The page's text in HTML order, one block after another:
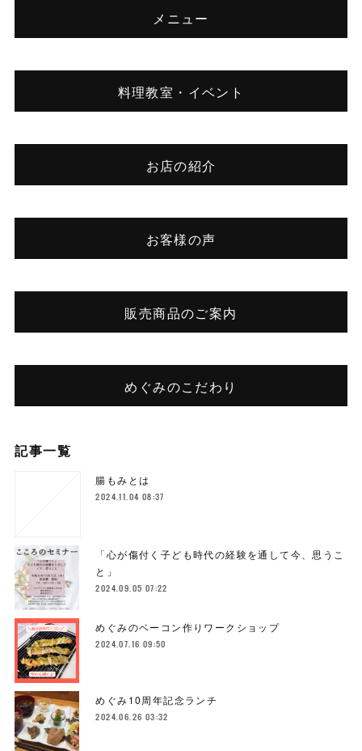
メニュー
料理教室・イベント
お店の紹介
お客様の声
販売商品のご案内
めぐみのこだわり
記事一覧
腸もみとは
2024.11.04 08:37
「心が傷付く子ども時代の経験を通して今、思うこ
と」
2024.09.05 07:22
めぐみのベーコン作りワークショップ
2024.07.16 09:50
めぐみ10周年記念ランチ
2024.06.26 03:32